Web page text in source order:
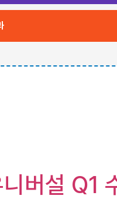
설 Q1